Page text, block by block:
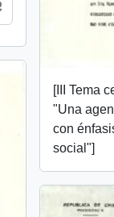
Añadir al
[III Tema
"Una
con
social"]